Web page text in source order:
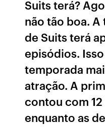
Suits terá?
não tão boa.
de Suits terá
episódios.
temporada
atração. A
contou com
enquanto as